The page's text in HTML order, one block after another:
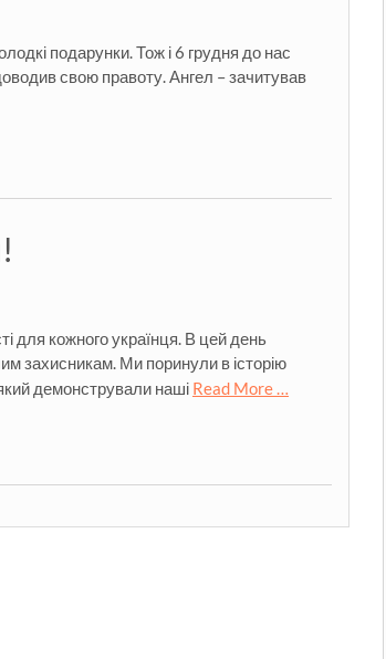
подарунки. Тож і 6 грудня до нас
свою правоту. Ангел – зачитував
для кожного українця. В цей день
захисникам. Ми поринули в історію
демонстрували наші Read More …